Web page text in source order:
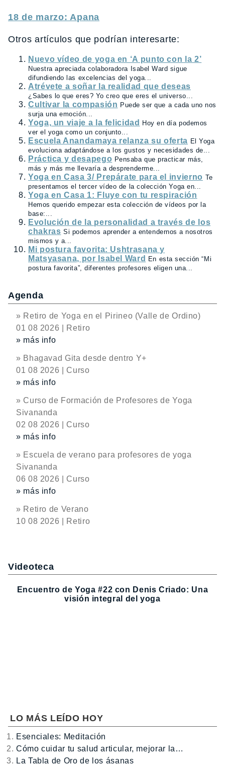
18 de marzo: Apana
Otros artículos que podrían interesarte:
Nuevo vídeo de yoga en ‘A punto con la 2’
Nuestra apreciada colaboradora Isabel Ward sigue
difundiendo las excelencias del yoga...
Atrévete a soñar la realidad que deseas
¿Sabes lo que eres? Yo creo que eres el universo...
Cultivar la compasión Puede ser que a cada uno nos
surja una emoción...
Yoga, un viaje a la felicidad
Hoy en día podemos
ver el yoga como un conjunto...
Escuela Anandamaya relanza su oferta El Yoga
evoluciona adaptándose a los gustos y necesidades de...
Práctica y desapego Pensaba que practicar más,
más y más me llevaría a desprenderme...
Yoga en Casa 3/ Prepárate para el invierno Te
presentamos el tercer vídeo de la colección Yoga en...
Yoga en Casa 1: Fluye con tu respiración
Hemos querido empezar esta colección de vídeos por la
base:...
Evolución de la personalidad a través de los
chakras Si podemos aprender a entendernos a nosotros
mismos y a...
Mi postura favorita: Ushtrasana y
Matsyasana, por Isabel Ward
En esta sección “Mi
postura favorita”, diferentes profesores eligen una...
Agenda
» Retiro de Yoga en el Pirineo (Valle de Ordino)
01 08 2026 | Retiro
» más info
» Bhagavad Gita desde dentro Y+
01 08 2026 | Curso
» más info
» Curso de Formación de Profesores de Yoga
Sivananda
02 08 2026 | Curso
» más info
» Escuela de verano para profesores de yoga
Sivananda
06 08 2026 | Curso
» más info
» Retiro de Verano
10 08 2026 | Retiro
Videoteca
Encuentro de Yoga #22 con Denis Criado: Una
visión integral del yoga
LO MÁS LEÍDO HOY
Esenciales: Meditación
Cómo cuidar tu salud articular, mejorar la…
La Tabla de Oro de los ásanas